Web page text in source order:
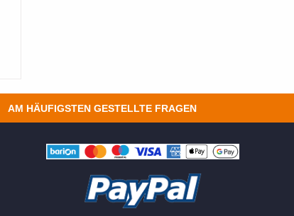
AM HÄUFIGSTEN GESTELLTE FRAGEN